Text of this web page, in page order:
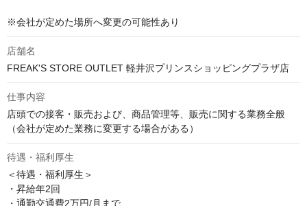
※会社が定めた場所へ変更の可能性あり
店舗名
FREAK'S STORE OUTLET 軽井沢プリンスショッピングプラザ店
仕事内容
店頭での接客・販売および、商品管理等、販売に関する業務全般
（会社が定めた業務に変更する場合がある）
待遇・福利厚生
＜待遇・福利厚生＞
・昇給年2回
・通勤交通費2万円/月まで